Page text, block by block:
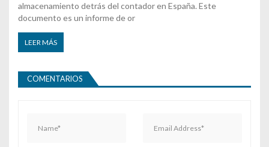
almacenamiento detrás del contador en España. Este
documento es un informe de or
LEER MÁS
COMENTARIOS